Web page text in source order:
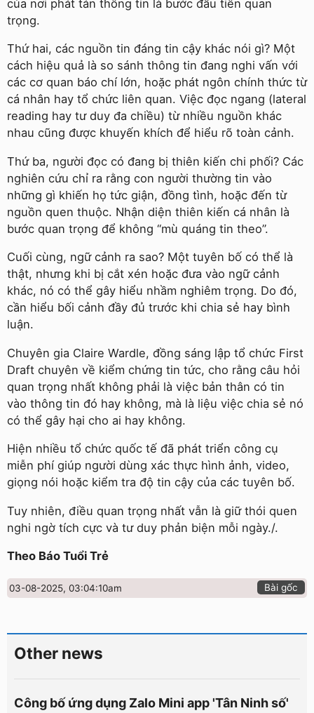
của nơi phát tán thông tin là bước đầu tiên quan
trọng.
Thứ hai, các nguồn tin đáng tin cậy khác nói gì? Một
cách hiệu quả là so sánh thông tin đang nghi vấn với
các cơ quan báo chí lớn, hoặc phát ngôn chính thức từ
cá nhân hay tổ chức liên quan. Việc đọc ngang (lateral
reading hay tư duy đa chiều) từ nhiều nguồn khác
nhau cũng được khuyến khích để hiểu rõ toàn cảnh.
Thứ ba, người đọc có đang bị thiên kiến chi phối? Các
nghiên cứu chỉ ra rằng con người thường tin vào
những gì khiến họ tức giận, đồng tình, hoặc đến từ
nguồn quen thuộc. Nhận diện thiên kiến cá nhân là
bước quan trọng để không “mù quáng tin theo”.
Cuối cùng, ngữ cảnh ra sao? Một tuyên bố có thể là
thật, nhưng khi bị cắt xén hoặc đưa vào ngữ cảnh
khác, nó có thể gây hiểu nhầm nghiêm trọng. Do đó,
cần hiểu bối cảnh đầy đủ trước khi chia sẻ hay bình
luận.
Chuyên gia Claire Wardle, đồng sáng lập tổ chức First
Draft chuyên về kiểm chứng tin tức, cho rằng câu hỏi
quan trọng nhất không phải là việc bản thân có tin
vào thông tin đó hay không, mà là liệu việc chia sẻ nó
có thể gây hại cho ai hay không.
Hiện nhiều tổ chức quốc tế đã phát triển công cụ
miễn phí giúp người dùng xác thực hình ảnh, video,
giọng nói hoặc kiểm tra độ tin cậy của các tuyên bố.
Tuy nhiên, điều quan trọng nhất vẫn là giữ thói quen
nghi ngờ tích cực và tư duy phản biện mỗi ngày./.
Theo Báo Tuổi Trẻ
03-08-2025, 03:04:10am Bài gốc
Other news
Công bố ứng dụng Zalo Mini app 'Tân Ninh số'